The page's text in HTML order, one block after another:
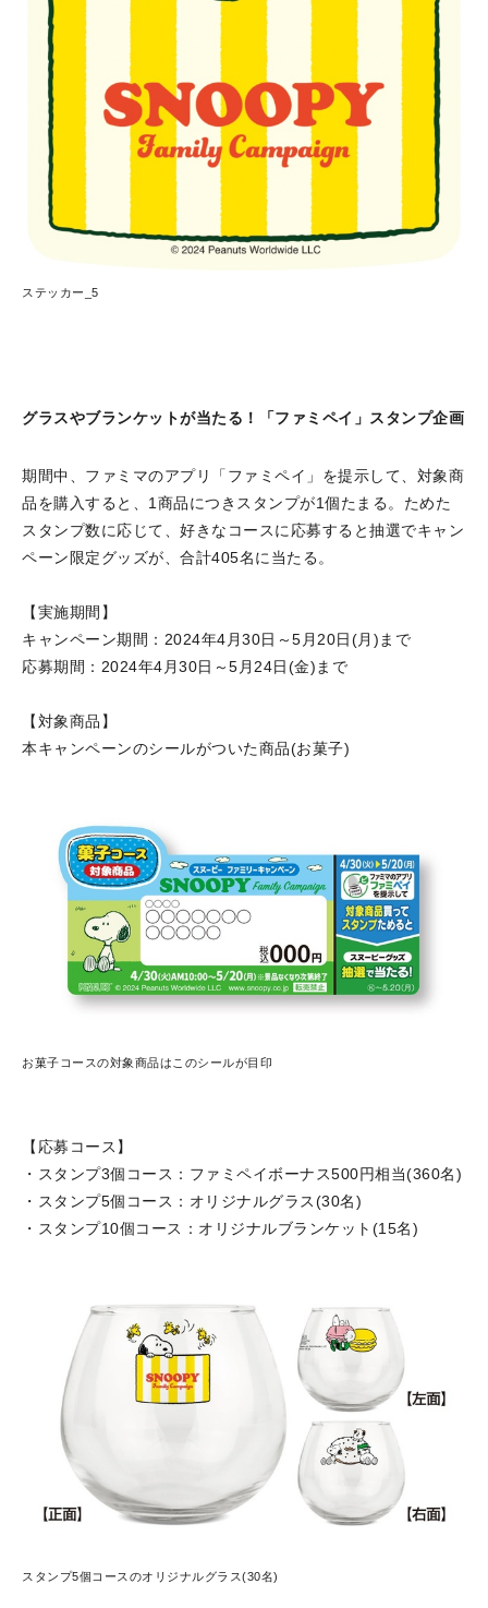
ステッカー_5
グラスやブランケットが当たる！「ファミペイ」スタンプ企画
期間中、ファミマのアプリ「ファミペイ」を提示して、対象商
品を購入すると、1商品につきスタンプが1個たまる。ためた
スタンプ数に応じて、好きなコースに応募すると抽選でキャン
ペーン限定グッズが、合計405名に当たる。
【実施期間】
キャンペーン期間：2024年4月30日～5月20日(月)まで
応募期間：2024年4月30日～5月24日(金)まで
【対象商品】
本キャンペーンのシールがついた商品(お菓子)
お菓子コースの対象商品はこのシールが目印
【応募コース】
・スタンプ3個コース：ファミペイボーナス500円相当(360名)
・スタンプ5個コース：オリジナルグラス(30名)
・スタンプ10個コース：オリジナルブランケット(15名)
スタンプ5個コースのオリジナルグラス(30名)